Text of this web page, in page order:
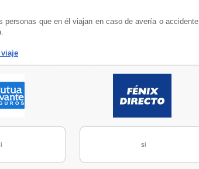
que en él viajan en caso de avería o accidente.
si